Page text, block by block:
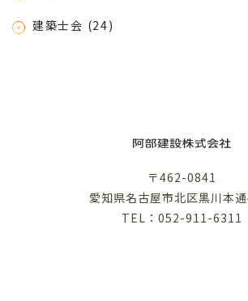
建築士会 (24)
〒462-0841
愛知県名古屋市北区黒川本
TEL：052-911-6311